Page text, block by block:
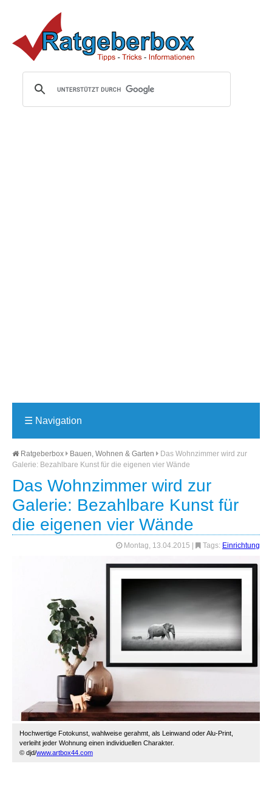
☰ Navigation
Ratgeberbox Bauen, Wohnen & Garten
Das Wohnzimmer wird zur
Galerie: Bezahlbare Kunst für die eigenen vier Wände
Das Wohnzimmer wird zur
Galerie: Bezahlbare Kunst für
die eigenen vier Wände
Montag, 13.04.2015 Tags: Einrichtung
Hochwertige Fotokunst, wahlweise gerahmt, als Leinwand oder Alu-Print,
verleiht jeder Wohnung einen individuellen Charakter.
© djd/www.artbox44.com